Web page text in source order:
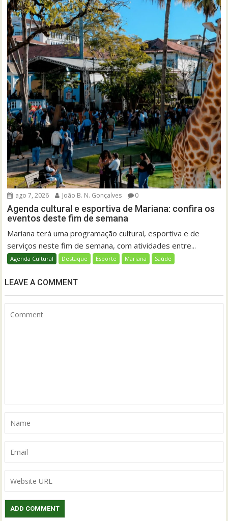
ago 7, 2026 João B. N. Gonçalves 0
Agenda cultural e esportiva de Mariana: confira os
eventos deste fim de semana
Mariana terá uma programação cultural, esportiva e de
serviços neste fim de semana, com atividades entre...
Agenda Cultural Destaque Esporte Mariana Saúde
LEAVE A COMMENT